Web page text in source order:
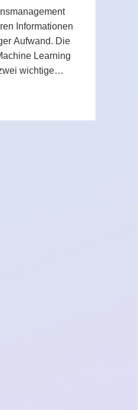
Informationen
Aufwand. Die
Learning
wichtige
über Systeme